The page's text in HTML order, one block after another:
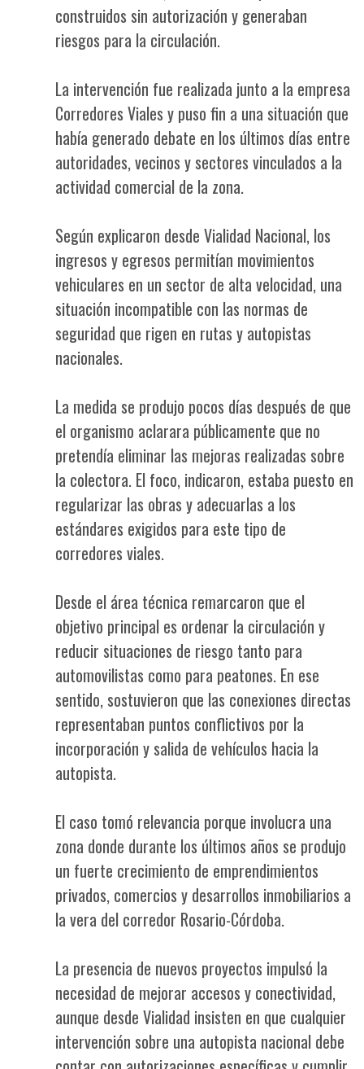
construidos sin autorización y generaban
riesgos para la circulación.
La intervención fue realizada junto a la empresa
Corredores Viales y puso fin a una situación que
había generado debate en los últimos días entre
autoridades, vecinos y sectores vinculados a la
actividad comercial de la zona.
Según explicaron desde Vialidad Nacional, los
ingresos y egresos permitían movimientos
vehiculares en un sector de alta velocidad, una
situación incompatible con las normas de
seguridad que rigen en rutas y autopistas
nacionales.
La medida se produjo pocos días después de que
el organismo aclarara públicamente que no
pretendía eliminar las mejoras realizadas sobre
la colectora. El foco, indicaron, estaba puesto en
regularizar las obras y adecuarlas a los
estándares exigidos para este tipo de
corredores viales.
Desde el área técnica remarcaron que el
objetivo principal es ordenar la circulación y
reducir situaciones de riesgo tanto para
automovilistas como para peatones. En ese
sentido, sostuvieron que las conexiones directas
representaban puntos conflictivos por la
incorporación y salida de vehículos hacia la
autopista.
El caso tomó relevancia porque involucra una
zona donde durante los últimos años se produjo
un fuerte crecimiento de emprendimientos
privados, comercios y desarrollos inmobiliarios a
la vera del corredor Rosario-Córdoba.
La presencia de nuevos proyectos impulsó la
necesidad de mejorar accesos y conectividad,
aunque desde Vialidad insisten en que cualquier
intervención sobre una autopista nacional debe